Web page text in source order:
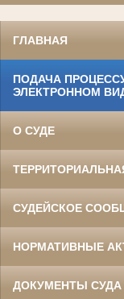
ГЛАВНАЯ
ПОДАЧА
ЭЛЕКТРОННОМ
О СУДЕ
СУДЕЙСКОЕ
НОРМАТИВНЫЕ
ДОКУМЕНТЫ СУДА